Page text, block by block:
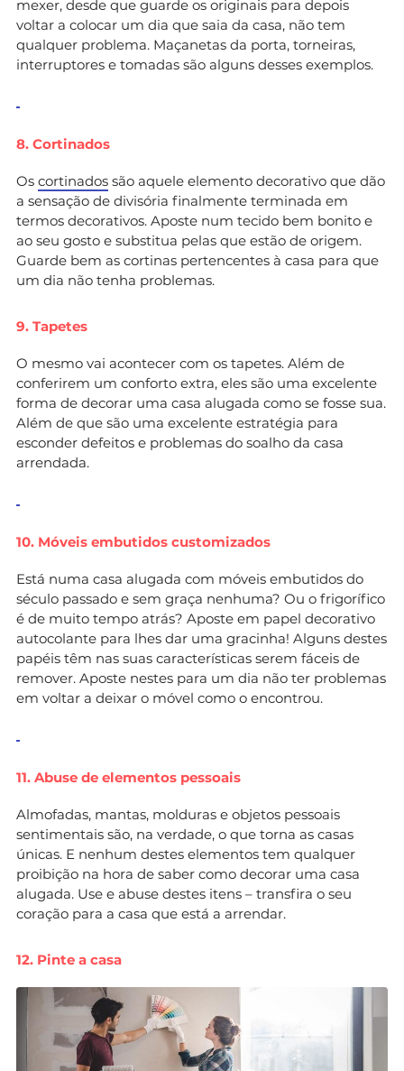
mexer, desde que guarde os originais para depois
voltar a colocar um dia que saia da casa, não tem
qualquer problema. Maçanetas da porta, torneiras,
interruptores e tomadas são alguns desses exemplos.
8. Cortinados
Os cortinados são aquele elemento decorativo que dão
a sensação de divisória finalmente terminada em
termos decorativos. Aposte num tecido bem bonito e
ao seu gosto e substitua pelas que estão de origem.
Guarde bem as cortinas pertencentes à casa para que
um dia não tenha problemas.
9. Tapetes
O mesmo vai acontecer com os tapetes. Além de
conferirem um conforto extra, eles são uma excelente
forma de decorar uma casa alugada como se fosse sua.
Além de que são uma excelente estratégia para
esconder defeitos e problemas do soalho da casa
arrendada.
10. Móveis embutidos customizados
Está numa casa alugada com móveis embutidos do
século passado e sem graça nenhuma? Ou o frigorífico
é de muito tempo atrás? Aposte em papel decorativo
autocolante para lhes dar uma gracinha! Alguns destes
papéis têm nas suas características serem fáceis de
remover. Aposte nestes para um dia não ter problemas
em voltar a deixar o móvel como o encontrou.
11. Abuse de elementos pessoais
Almofadas, mantas, molduras e objetos pessoais
sentimentais são, na verdade, o que torna as casas
únicas. E nenhum destes elementos tem qualquer
proibição na hora de saber como decorar uma casa
alugada. Use e abuse destes itens – transfira o seu
coração para a casa que está a arrendar.
12. Pinte a casa